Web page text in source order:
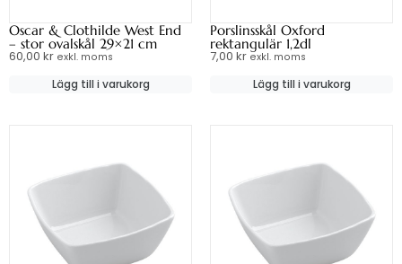
Oscar & Clothilde West End
– stor ovalskål 29×21 cm
60,00 kr exkl. moms
Lägg till i varukorg
Porslinsskål Oxford
rektangulär 1,2dl
7,00 kr exkl. moms
Lägg till i varukorg